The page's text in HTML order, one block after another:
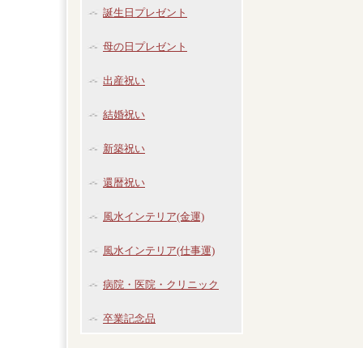
誕生日プレゼント
母の日プレゼント
出産祝い
結婚祝い
新築祝い
還暦祝い
風水インテリア(金運)
風水インテリア(仕事運)
病院・医院・クリニック
卒業記念品